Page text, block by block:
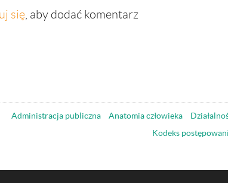
się, aby dodać komentarz
Administracja publiczna Anatomia człowieka
Kodeks